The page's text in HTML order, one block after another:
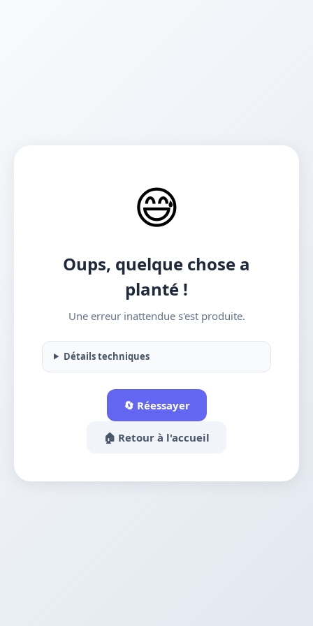
😅
Oups, quelque chose a
planté !
Une erreur inattendue s'est produite.
Détails techniques
🔄 Réessayer
🏠 Retour à l'accueil